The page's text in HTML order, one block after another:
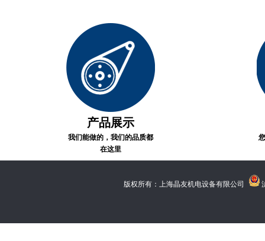
产品展示
我们能做的，我们的品质都
在这里
版权所有：上海晶友机电设备有限公司